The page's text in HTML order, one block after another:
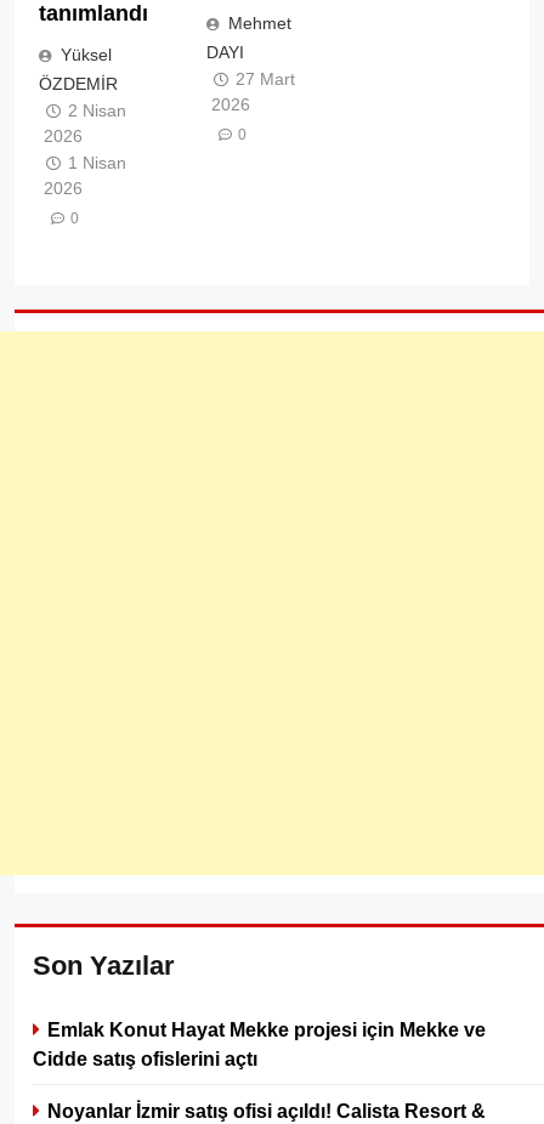
tanımlandı
Yüksel
ÖZDEMİR
2 Nisan
2026
1 Nisan
2026
0
Mehmet
DAYI
27 Mart
2026
0
Son Yazılar
Emlak Konut Hayat Mekke projesi için Mekke ve
Cidde satış ofislerini açtı
Noyanlar İzmir satış ofisi açıldı! Calista Resort &